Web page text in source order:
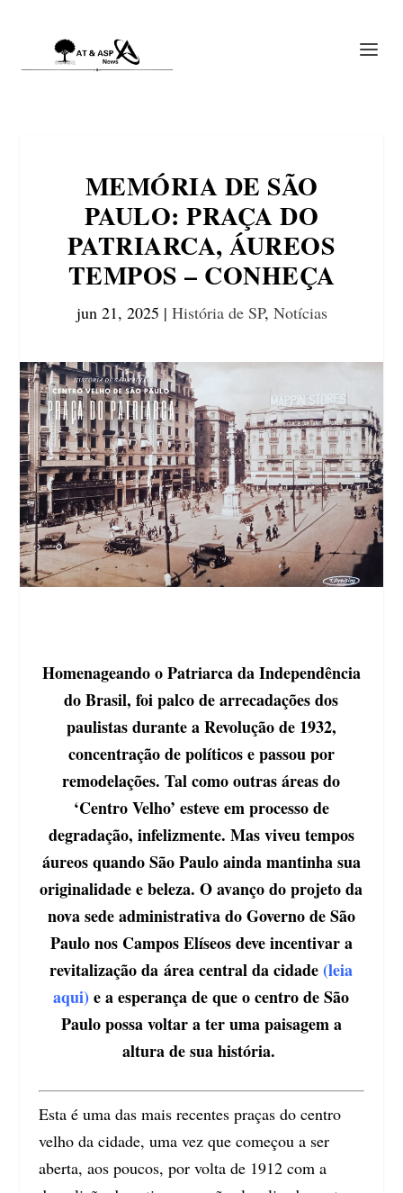
MEMÓRIA DE SÃO
PAULO: PRAÇA DO
PATRIARCA, ÁUREOS
TEMPOS – CONHEÇA
jun 21, 2025 | História de SP, Notícias
Homenageando o Patriarca da Independência
do Brasil, foi palco de arrecadações dos
paulistas durante a Revolução de 1932,
concentração de políticos e passou por
remodelações. Tal como outras áreas do
‘Centro Velho’ esteve em processo de
degradação, infelizmente. Mas viveu tempos
áureos quando São Paulo ainda mantinha sua
originalidade e beleza. O avanço do projeto da
nova sede administrativa do Governo de São
Paulo nos Campos Elíseos deve incentivar a
revitalização da área central da cidade(leia
aqui) e a esperança de que o centro de São
Paulo possa voltar a ter uma paisagem a
altura de sua história.
Esta é uma das mais recentes praças do centro
velho da cidade, uma vez que começou a ser
aberta, aos poucos, por volta de 1912 com a